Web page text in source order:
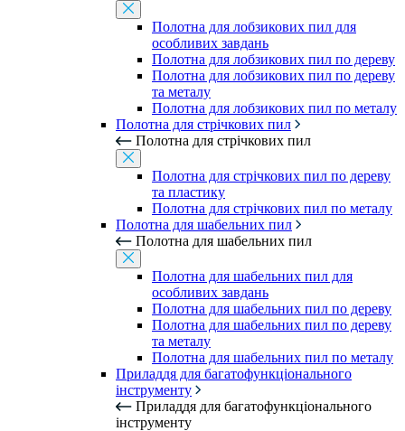
Полотна для лобзикових пил для
особливих завдань
Полотна для лобзикових пил по дереву
Полотна для лобзикових пил по дереву
та металу
Полотна для лобзикових пил по металу
Полотна для стрічкових пил
Полотна для стрічкових пил
Полотна для стрічкових пил по дереву
та пластику
Полотна для стрічкових пил по металу
Полотна для шабельних пил
Полотна для шабельних пил
Полотна для шабельних пил для
особливих завдань
Полотна для шабельних пил по дереву
Полотна для шабельних пил по дереву
та металу
Полотна для шабельних пил по металу
Приладдя для багатофункціонального
інструменту
Приладдя для багатофункціонального
інструменту